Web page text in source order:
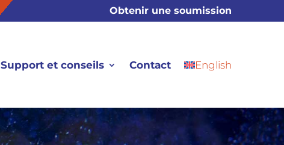
Obtenir une soumission
Support et conseils Contact English